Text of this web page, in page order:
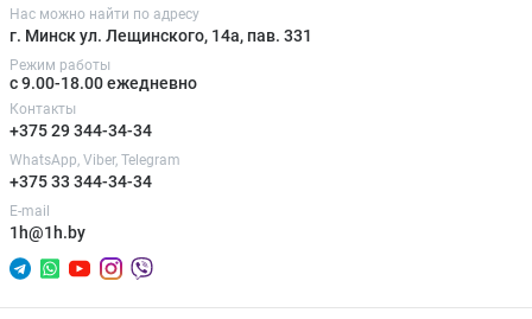
Нас можно найти по адресу
г. Минск ул. Лещинского, 14а, пав. 331
Режим работы
с 9.00-18.00 ежедневно
Контакты
+375 29 344-34-34
WhatsApp, Viber, Telegram
+375 33 344-34-34
E-mail
1h@1h.by